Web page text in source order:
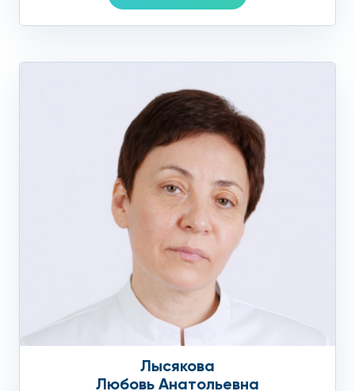
Лысякова
Любовь Анатольевна